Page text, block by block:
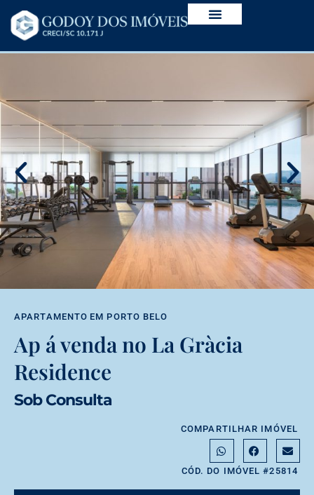
APARTAMENTO EM PORTO BELO
Ap á venda no La Gràcia
Residence
Sob Consulta
COMPARTILHAR IMÓVEL
CÓD. DO IMÓVEL #25814